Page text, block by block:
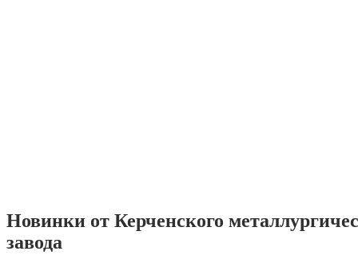
Новинки от Керченского
завода